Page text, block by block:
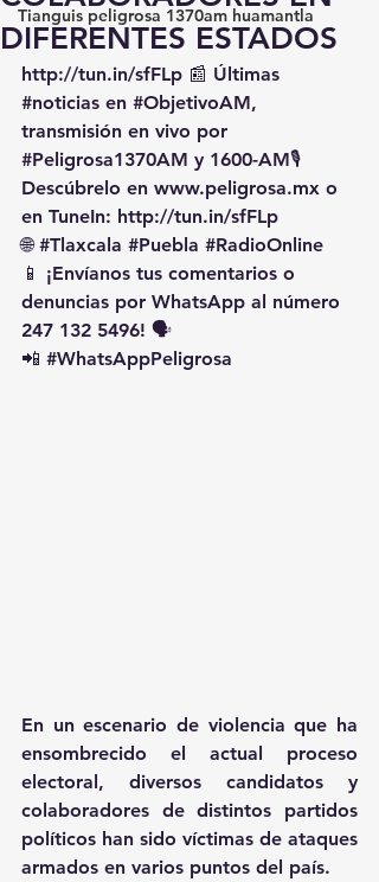
Tianguis peligrosa 1370am huamantla
DIFERENTES ESTADOS
http://tun.in/sfFLp 📰 Últimas
#noticias en #ObjetivoAM,
transmisión en vivo por
#Peligrosa1370AM y 1600-AM🎙️
Descúbrelo en www.peligrosa.mx o
en TuneIn: http://tun.in/sfFLp
🌐 #Tlaxcala #Puebla #RadioOnline
📱 ¡Envíanos tus comentarios o
denuncias por WhatsApp al número
247 132 5496! 🗣️
📲 #WhatsAppPeligrosa
En un escenario de violencia que ha
ensombrecido el actual proceso
electoral, diversos candidatos y
colaboradores de distintos partidos
políticos han sido víctimas de ataques
armados en varios puntos del país.